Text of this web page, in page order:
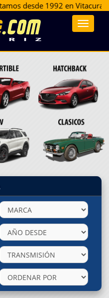
desde 1992 en Vitacura
Toggle